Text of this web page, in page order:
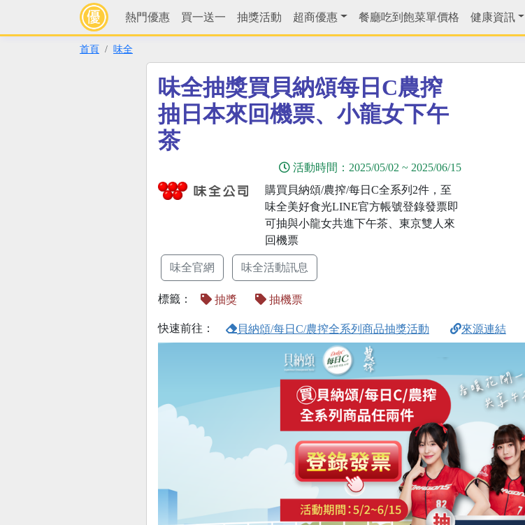
熱門優惠 買一送一 抽獎活動 超商優惠 餐廳吃到飽菜單價格 健康資訊
首頁 味全
味全抽獎買貝納頌每日C農搾
抽日本來回機票、小龍女下午
茶
活動時間： 2025/05/02 ~ 2025/06/15
購買貝納頌/農搾/每日C全系列2件，至
味全美好食光LINE官方帳號登錄發票即
可抽與小龍女共進下午茶、東京雙人來
回機票
味全官網 味全活動訊息
標籤： 抽獎 抽機票
快速前往： 貝納頌/每日C/農搾全系列商品抽獎活動 來源連結